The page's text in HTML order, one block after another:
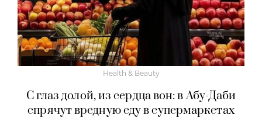
Health & Beauty
С глаз долой, из сердца вон: в Абу-Даби
спрячут вредную еду в супермаркетах